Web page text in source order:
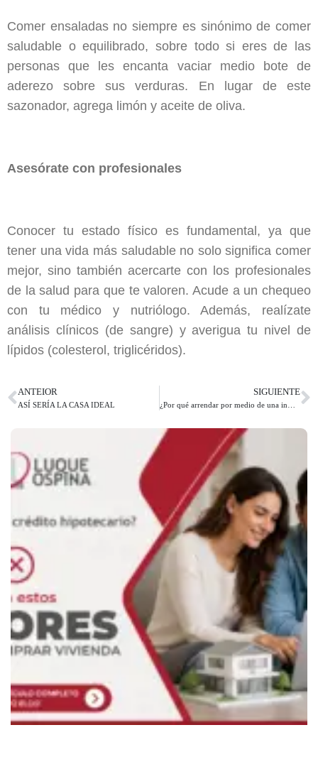
Comer ensaladas no siempre es sinónimo de comer
saludable o equilibrado, sobre todo si eres de las
personas que les encanta vaciar medio bote de
aderezo sobre sus verduras. En lugar de este
sazonador, agrega limón y aceite de oliva.
Asesórate con profesionales
Conocer tu estado físico es fundamental, ya que
tener una vida más saludable no solo significa comer
mejor, sino también acercarte con los profesionales
de la salud para que te valoren. Acude a un chequeo
con tu médico y nutriólogo. Además, realízate
análisis clínicos (de sangre) y averigua tu nivel de
lípidos (colesterol, triglicéridos).
ANTEIOR
ASÍ SERÍA LA CASA IDEAL
SIGUIENTE